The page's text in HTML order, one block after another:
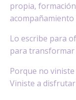
propia,
acompañamiento
Lo escribe para
para transformar
Porque no
Viniste a